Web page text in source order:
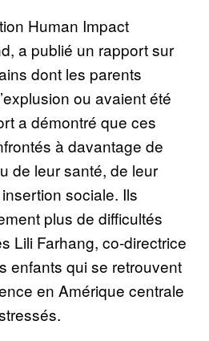
Human Impact
a publié un rapport sur
dont les parents
ou avaientété
a démontré que ces
és à davantage de
de leur santé, de leur
sociale. Ils
plus de difficultés
s Lili Farhang, co-directrice
enfants qui se retrouvent
en Amérique centrale
és.